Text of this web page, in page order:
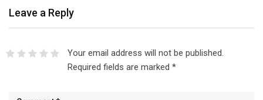
Leave a Reply
Your email address will not be published.
Required fields are marked *